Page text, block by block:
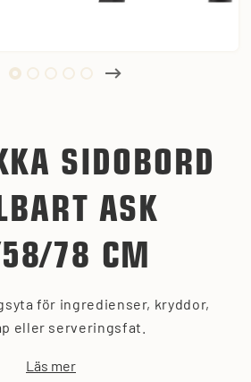
SIDOBORD
ASK
78 CM
för ingredienser, kryddor,
eller serveringsfat.
Läs mer